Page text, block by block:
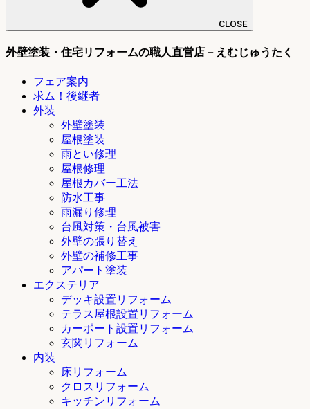
CLOSE
外壁塗装・住宅リフォームの職人直営店－えむじゅうたく
フェア案内
求ム！後継者
外装
外壁塗装
屋根塗装
雨とい修理
屋根修理
屋根カバー工法
防水工事
雨漏り修理
台風対策・台風被害
外壁の張り替え
外壁の補修工事
アパート塗装
エクステリア
デッキ設置リフォーム
テラス屋根設置リフォーム
カーポート設置リフォーム
玄関リフォーム
内装
床リフォーム
クロスリフォーム
キッチンリフォーム